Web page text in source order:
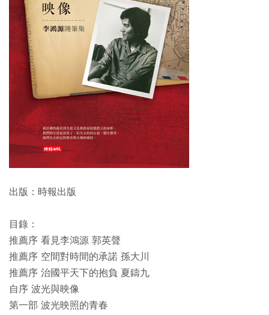
出版：時報出版
目錄：
推薦序 看見李鴻源 郭英聲
推薦序 空間對時間的承諾 孫大川
推薦序 治國平天下的抱負 夏鑄九
自序 波光與映像
第一部 波光映照的青春